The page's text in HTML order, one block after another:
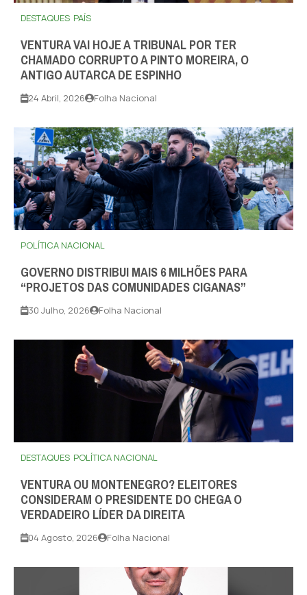
DESTAQUES PAÍS
VENTURA VAI HOJE A TRIBUNAL POR TER
CHAMADO CORRUPTO A PINTO MOREIRA, O
ANTIGO AUTARCA DE ESPINHO
24 Abril, 2026 Folha Nacional
POLÍTICA NACIONAL
GOVERNO DISTRIBUI MAIS 6 MILHÕES PARA
“PROJETOS DAS COMUNIDADES CIGANAS”
30 Julho, 2026 Folha Nacional
DESTAQUES POLÍTICA NACIONAL
VENTURA OU MONTENEGRO? ELEITORES
CONSIDERAM O PRESIDENTE DO CHEGA O
VERDADEIRO LÍDER DA DIREITA
04 Agosto, 2026 Folha Nacional